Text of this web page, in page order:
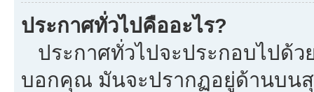
ประกาศทั่วไปคืออะไร?
ประกาศทั่วไปจะประกอบไปด้
บอกคุณ มันจะปรากฏอยู่ด้านบน